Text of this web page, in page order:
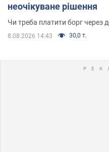
неочікуване рішення
Чи треба платити борг через
8.08.2026 14:43 30,0 т.